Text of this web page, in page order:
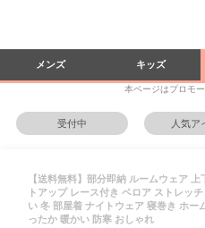
メンズ キッズ
本ページはプロモ
受付中 人気ア
【送料無料】部分即納 ルームウェア
トアップ レース付き ベロア ストレッ
い 冬 部屋着 ナイトウェア 寝巻き ホー
ったか 暖かい 防寒 おしゃれ